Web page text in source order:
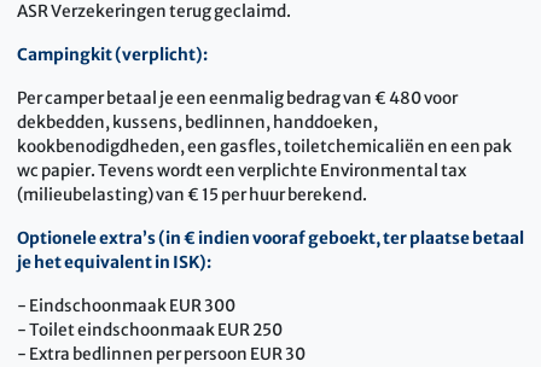
ASR Verzekeringen terug geclaimd.
Campingkit (verplicht):
Per camper betaal je een eenmalig bedrag van € 480 voor
dekbedden, kussens, bedlinnen, handdoeken,
kookbenodigdheden, een gasfles, toiletchemicaliën en een pak
wc papier. Tevens wordt een verplichte Environmental tax
(milieubelasting) van € 15 per huur berekend.
Optionele extra’s (in € indien vooraf geboekt, ter plaatse betaal
je het equivalent in ISK):
- Eindschoonmaak EUR 300
- Toilet eindschoonmaak EUR 250
- Extra bedlinnen per persoon EUR 30